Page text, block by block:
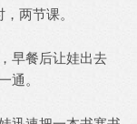
两节课。
早餐后让娃出去
通。